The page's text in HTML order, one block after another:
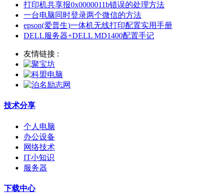
打印机共享报0x0000011b错误的处理方法
一台电脑同时登录两个微信的方法
epson(爱普生)一体机无线打印配置实用手册
DELL服务器+DELL MD1400配置手记
友情链接 :
技术分享
个人电脑
办公设备
网络技术
IT小知识
服务器
下载中心